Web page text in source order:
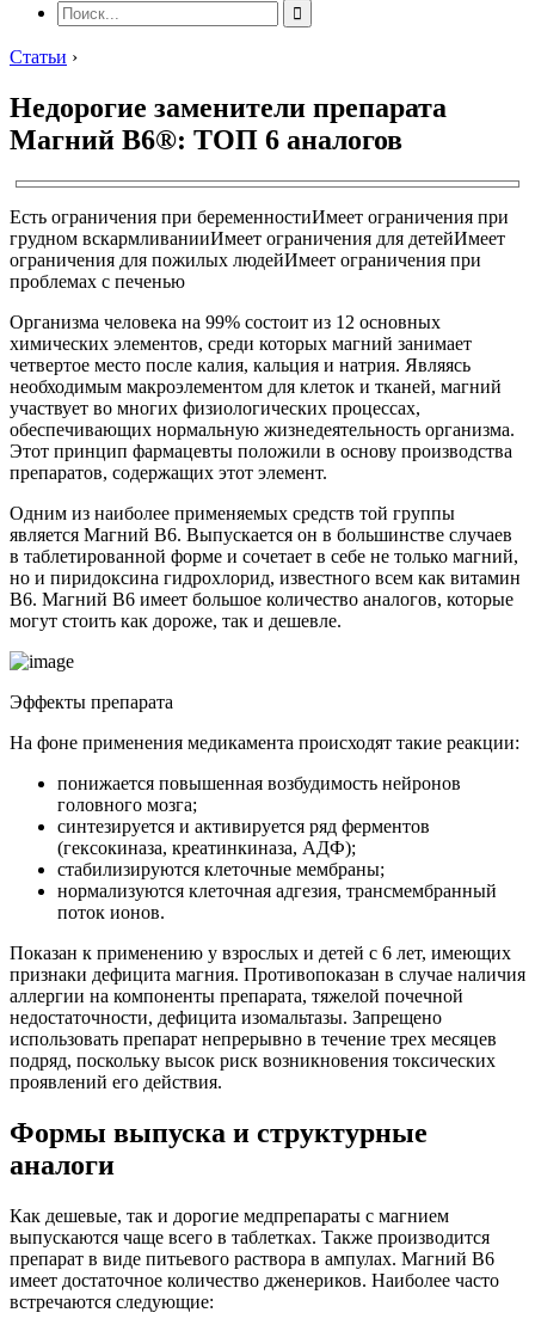
Статьи ›
Недорогие заменители препарата
Магний В6®: ТОП 6 аналогов
Есть ограничения при беременностиИмеет ограничения при
грудном вскармливанииИмеет ограничения для детейИмеет
ограничения для пожилых людейИмеет ограничения при
проблемах с печенью
Организма человека на 99% состоит из 12 основных
химических элементов, среди которых магний занимает
четвертое место после калия, кальция и натрия. Являясь
необходимым макроэлементом для клеток и тканей, магний
участвует во многих физиологических процессах,
обеспечивающих нормальную жизнедеятельность организма.
Этот принцип фармацевты положили в основу производства
препаратов, содержащих этот элемент.
Одним из наиболее применяемых средств той группы
является Магний В6. Выпускается он в большинстве случаев
в таблетированной форме и сочетает в себе не только магний,
но и пиридоксина гидрохлорид, известного всем как витамин
В6. Магний В6 имеет большое количество аналогов, которые
могут стоить как дороже, так и дешевле.
Эффекты препарата
На фоне применения медикамента происходят такие реакции:
понижается повышенная возбудимость нейронов
головного мозга;
синтезируется и активируется ряд ферментов
(гексокиназа, креатинкиназа, АДФ);
стабилизируются клеточные мембраны;
нормализуются клеточная адгезия, трансмембранный
поток ионов.
Показан к применению у взрослых и детей с 6 лет, имеющих
признаки дефицита магния. Противопоказан в случае наличия
аллергии на компоненты препарата, тяжелой почечной
недостаточности, дефицита изомальтазы. Запрещено
использовать препарат непрерывно в течение трех месяцев
подряд, поскольку высок риск возникновения токсических
проявлений его действия.
Формы выпуска и структурные
аналоги
Как дешевые, так и дорогие медпрепараты с магнием
выпускаются чаще всего в таблетках. Также производится
препарат в виде питьевого раствора в ампулах. Магний В6
имеет достаточное количество дженериков. Наиболее часто
встречаются следующие: